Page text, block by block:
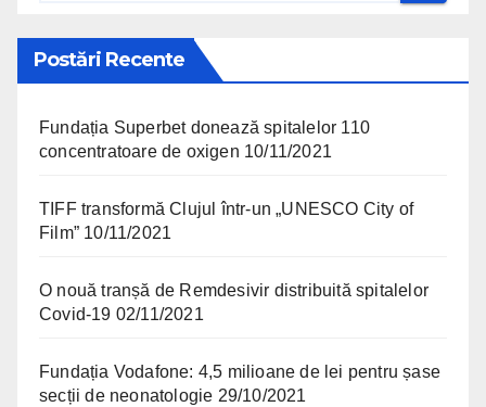
Postări Recente
Fundația Superbet donează spitalelor 110
concentratoare de oxigen 10/11/2021
TIFF transformă Clujul într-un „UNESCO City of
Film” 10/11/2021
O nouă tranșă de Remdesivir distribuită spitalelor
Covid-19 02/11/2021
Fundația Vodafone: 4,5 milioane de lei pentru șase
secții de neonatologie 29/10/2021